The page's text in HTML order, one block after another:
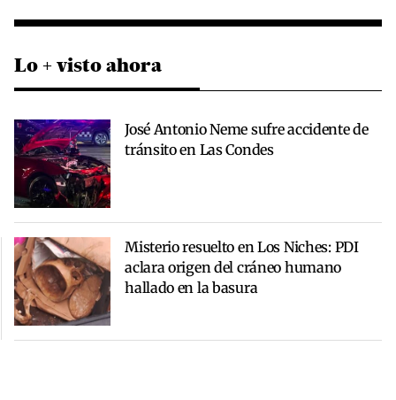
Lo + visto ahora
José Antonio Neme sufre accidente de
tránsito en Las Condes
Misterio resuelto en Los Niches: PDI
aclara origen del cráneo humano
hallado en la basura